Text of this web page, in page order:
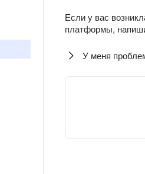
Если у вас
платформы,
У меня